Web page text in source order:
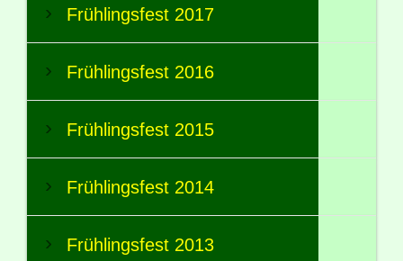
Frühlingsfest 2017
Frühlingsfest 2016
Frühlingsfest 2015
Frühlingsfest 2014
Frühlingsfest 2013